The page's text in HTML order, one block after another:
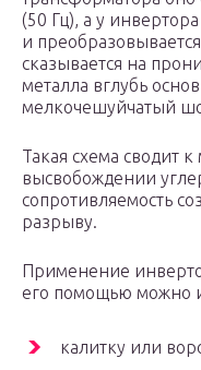
(50 Гц), а у
и
сказывается на
металла вглубь
мелкочешуйчатый
Такая схема сводит
высвобождении
сопротивляемость
разрыву.
Применение
его помощью можно
калитку или